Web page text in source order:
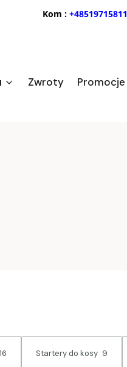
Kom : +48519715811
Zwroty Promocje
16 Startery do kosy 9